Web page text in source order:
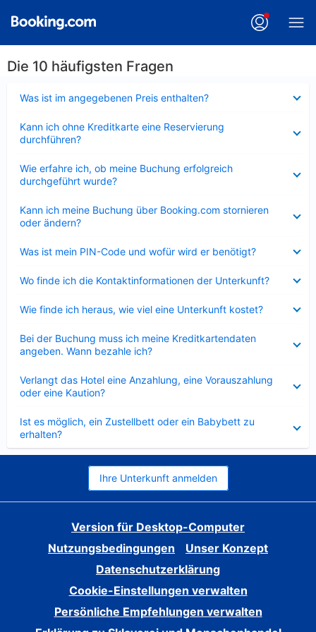
Die 10 häufigsten Fragen
Was ist im angegebenen Preis enthalten?
Kann ich ohne Kreditkarte eine Reservierung
durchführen?
Wie erfahre ich, ob meine Buchung erfolgreich
durchgeführt wurde?
Kann ich meine Buchung über Booking.com stornieren
oder ändern?
Was ist mein PIN-Code und wofür wird er benötigt?
Wo finde ich die Kontaktinformationen der Unterkunft?
Wie finde ich heraus, wie viel eine Unterkunft kostet?
Bei der Buchung muss ich meine Kreditkartendaten
angeben. Wann bezahle ich?
Verlangt das Hotel eine Anzahlung, eine Vorauszahlung
oder eine Kaution?
Ist es möglich, ein Zustellbett oder ein Babybett zu
erhalten?
Ihre Unterkunft anmelden
Version für Desktop-Computer
Nutzungsbedingungen
Unser Konzept
Datenschutzerklärung
Cookie-Einstellungen verwalten
Persönliche Empfehlungen verwalten